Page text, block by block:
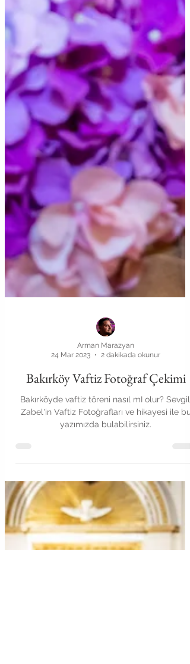
24 Mar 2023
2 dakikada okunur
Bakırköy Vaftiz Fotoğraf Çekimi
Bakırköyde vaftiz töreni nasıl mI olur? Sevgili